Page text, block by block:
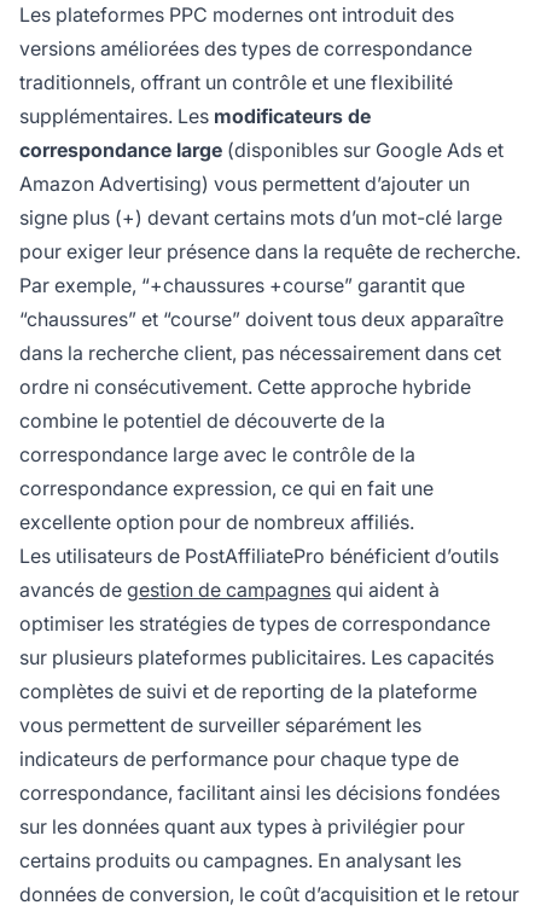
Les plateformes PPC modernes ont introduit des
versions améliorées des types de correspondance
traditionnels, offrant un contrôle et une flexibilité
supplémentaires. Les modificateurs de
correspondance large (disponibles sur Google Ads et
Amazon Advertising) vous permettent d’ajouter un
signe plus (+) devant certains mots d’un mot-clé large
pour exiger leur présence dans la requête de recherche.
Par exemple, “+chaussures +course” garantit que
“chaussures” et “course” doivent tous deux apparaître
dans la recherche client, pas nécessairement dans cet
ordre ni consécutivement. Cette approche hybride
combine le potentiel de découverte de la
correspondance large avec le contrôle de la
correspondance expression, ce qui en fait une
excellente option pour de nombreux affiliés.
Les utilisateurs de PostAffiliatePro bénéficient d’outils
avancés de gestion de campagnes qui aident à
optimiser les stratégies de types de correspondance
sur plusieurs plateformes publicitaires. Les capacités
complètes de suivi et de reporting de la plateforme
vous permettent de surveiller séparément les
indicateurs de performance pour chaque type de
correspondance, facilitant ainsi les décisions fondées
sur les données quant aux types à privilégier pour
certains produits ou campagnes. En analysant les
données de conversion, le coût d’acquisition et le retour